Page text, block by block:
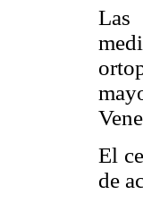
Las
El
de